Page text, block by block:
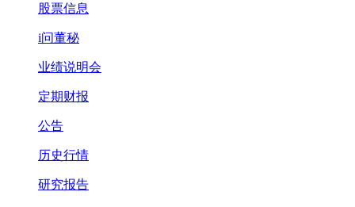
股票信息
i问董秘
业绩说明会
定期财报
公告
历史行情
研究报告